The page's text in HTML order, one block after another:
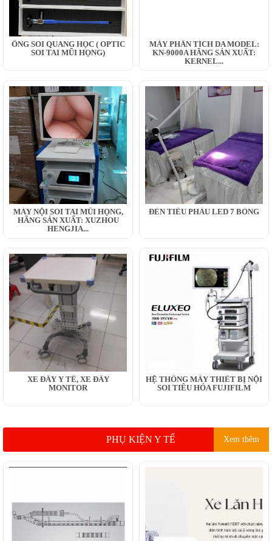
ỐNG SOI QUANG HỌC ( OPTIC
SOI TAI MŨI HỌNG)
MÁY PHÂN TÍCH DA MODEL:
KN-9000A HÃNG SẢN XUẤT:
KERNEL...
MÁY NỘI SOI TAI MŨI HỌNG,
HÃNG SẢN XUẤT: XUZHOU
HENGJIA...
ĐÈN TIỂU PHẪU LED 7 BÓNG
XE ĐẨY Y TẾ, XE ĐẨY
MONITOR
HỆ THỐNG MÁY THIẾT BỊ NỘI
SOI TIÊU HÓA FUJIFILM
PHỤ KIỆN Y TẾ Xem thêm